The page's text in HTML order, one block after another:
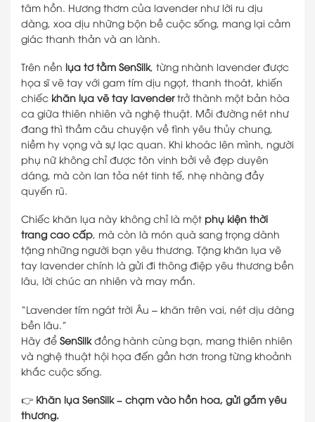
tâm hồn. Hương thơm của lavender như lời ru dịu
dàng, xoa dịu những bộn bề cuộc sống, mang lại cảm
giác thanh thản và an lành.
Trên nền lụa tơ tằm SenSilk, từng nhành lavender được
họa sĩ vẽ tay với gam tím dịu ngọt, thanh thoát, khiến
chiếc khăn lụa vẽ tay lavendertrở thành một bản hòa
ca giữa thiên nhiên và nghệ thuật. Mỗi đường nét như
đang thì thầm câu chuyện về tình yêu thủy chung,
niềm hy vọng và sự lạc quan. Khi khoác lên mình, người
phụ nữ không chỉ được tôn vinh bởi vẻ đẹp duyên
dáng, mà còn lan tỏa nét tinh tế, nhẹ nhàng đầy
quyến rũ.
Chiếc khăn lụa này không chỉ là một phụ kiện thời
trang cao cấp, mà còn là món quà sang trọng dành
tặng những người bạn yêu thương. Tặng khăn lụa vẽ
tay lavender chính là gửi đi thông điệp yêu thương bền
lâu, lời chúc an nhiên và may mắn.
“Lavender tím ngát trời Âu – khăn trên vai, nét dịu dàng
bền lâu.”
Hãy để SenSilkđồng hành cùng bạn, mang thiên nhiên
và nghệ thuật hội họa đến gần hơn trong từng khoảnh
khắc cuộc sống.
👉 Khăn lụa SenSilk – chạm vào hồn hoa, gửi gắm yêu
thương.